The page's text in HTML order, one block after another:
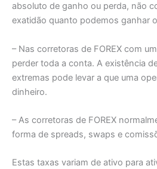
absoluto de ganho ou perda, não
exatidão quanto podemos ganhar
– Nas corretoras de FOREX com
perder toda a conta. A existência
extremas pode levar a que uma
dinheiro.
– As corretoras de FOREX
forma de spreads, swaps e
Estas taxas variam de ativo para